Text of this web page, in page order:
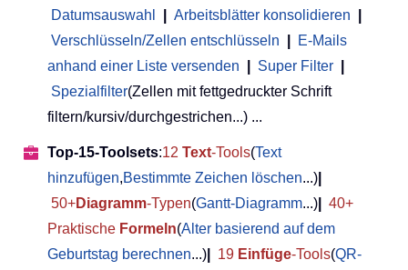
Datumsauswahl
Arbeitsblätter konsolidieren
Verschlüsseln/Zellen entschlüsseln
E-Mails
anhand einer Liste versenden
Super Filter
Spezialfilter(Zellen mit fettgedruckter Schrift
filtern/kursiv/durchgestrichen...) ...
Top-15-Toolsets:12 Text-Tools(Text
hinzufügen,Bestimmte Zeichen löschen...)
50+Diagramm-Typen(Gantt-Diagramm...)
40+
Praktische Formeln(Alter basierend auf dem
Geburtstag berechnen...) 19 Einfüge-Tools(QR-